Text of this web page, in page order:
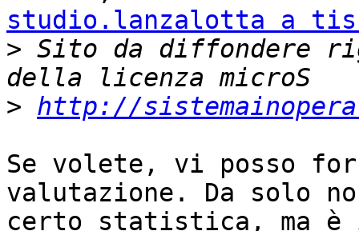
studio.lanzalotta a
> Sito da diffondere
> http://
Se volete, vi posso
valutazione. Da solo
certo statistica, ma